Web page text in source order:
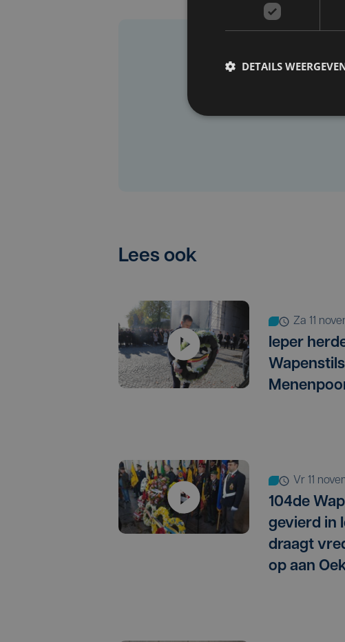
Lees ook
za 11
Ieper
vr 11
104de
gevierd in
draagt
op aan
DETAILS